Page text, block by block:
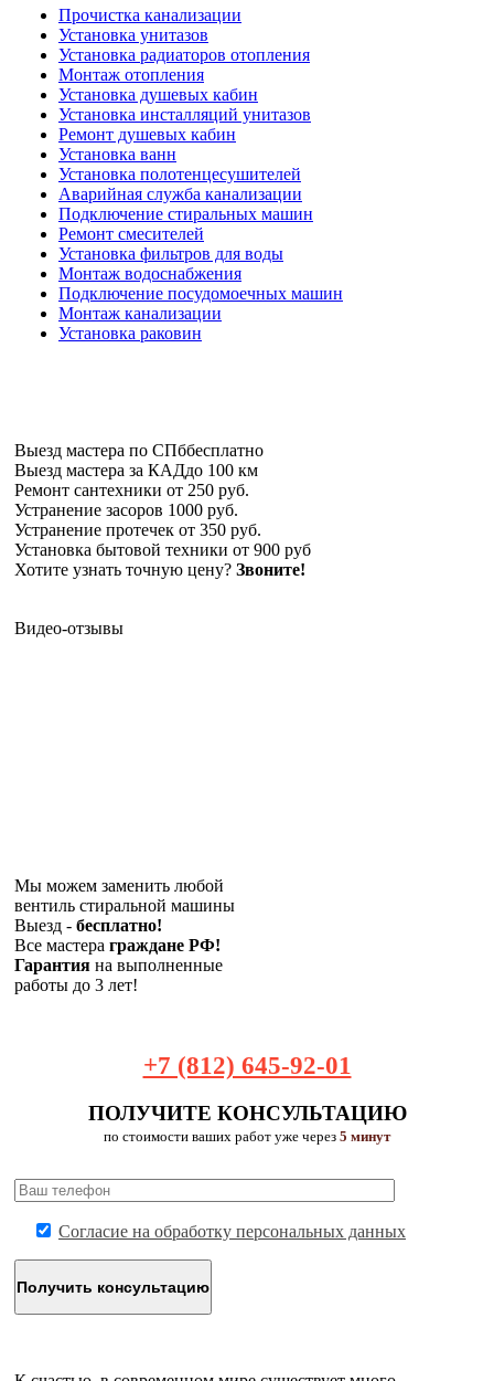
Прочистка канализации
Установка унитазов
Установка радиаторов отопления
Монтаж отопления
Установка душевых кабин
Установка инсталляций унитазов
Ремонт душевых кабин
Установка ванн
Установка полотенцесушителей
Аварийная служба канализации
Подключение стиральных машин
Ремонт смесителей
Установка фильтров для воды
Монтаж водоснабжения
Подключение посудомоечных машин
Монтаж канализации
Установка раковин
Выезд мастера по СПббесплатно
Выезд мастера за КАДдо 100 км
Ремонт сантехники от 250 руб.
Устранение засоров 1000 руб.
Устранение протечек от 350 руб.
Установка бытовой техники от 900 руб
Хотите узнать точную цену? Звоните!
Видео-отзывы
Мы можем заменить любой
вентиль стиральной машины
Выезд - бесплатно!
Все мастера граждане РФ!
Гарантия на выполненные
работы до 3 лет!
+7 (812) 645-92-01
ПОЛУЧИТЕ КОНСУЛЬТАЦИЮ
по стоимости ваших работ уже через 5 минут
Согласие на обработку персональных данных